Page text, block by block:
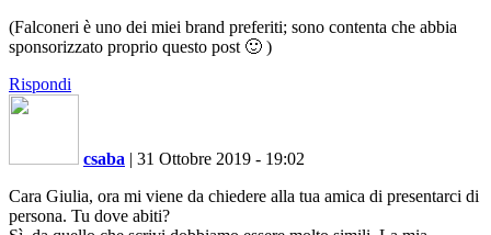
(Falconeri è uno dei miei brand preferiti; sono contenta che abbia
sponsorizzato proprio questo post 🙂 )
Rispondi
csaba | 31 Ottobre 2019 - 19:02
Cara Giulia, ora mi viene da chiedere alla tua amica di presentarci di
persona. Tu dove abiti?